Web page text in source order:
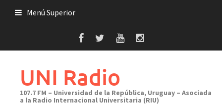
Menú Superior
UNI Radio
107.7 FM – Universidad de la República, Uruguay – Asociada
a la Radio Internacional Universitaria (RIU)